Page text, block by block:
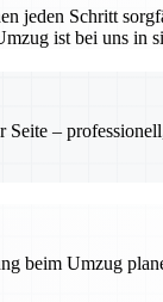
jeden Schritt
ist bei uns in
–
beim Umzug